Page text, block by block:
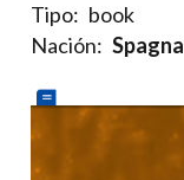
Tipo: book
Nación: Spagna